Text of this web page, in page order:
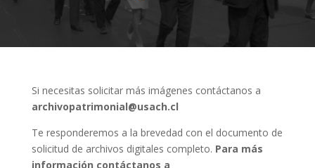
Si necesitas solicitar más imágenes contáctanos a
archivopatrimonial@usach.cl
Te responderemos a la brevedad con el documento de
solicitud de archivos digitales completo. Para más
información contáctanos a